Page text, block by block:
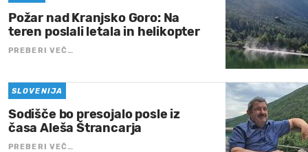
Požar nad Kranjsko Goro: Na
teren poslali letala in helikopter
PREBERI VEČ…
SLOVENIJA
Sodišče bo presojalo posle iz
časa Aleša Štrancarja
PREBERI VEČ…